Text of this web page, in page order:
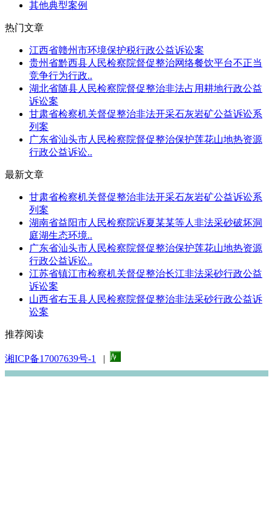
其他典型案例
热门文章
江西省赣州市环境保护税行政公益诉讼案
贵州省黔西县人民检察院督促整治网络餐饮平台不正当
竞争行为行政..
湖北省随县人民检察院督促整治非法占用耕地行政公益
诉讼案
甘肃省检察机关督促整治非法开采石灰岩矿公益诉讼系
列案
广东省汕头市人民检察院督促整治保护莲花山地热资源
行政公益诉讼..
最新文章
甘肃省检察机关督促整治非法开采石灰岩矿公益诉讼系
列案
湖南省益阳市人民检察院诉夏某某等人非法采砂破坏洞
庭湖生态环境..
广东省汕头市人民检察院督促整治保护莲花山地热资源
行政公益诉讼..
江苏省镇江市检察机关督促整治长江非法采砂行政公益
诉讼案
山西省右玉县人民检察院督促整治非法采砂行政公益诉
讼案
推荐阅读
湘ICP备17007639号-1 |